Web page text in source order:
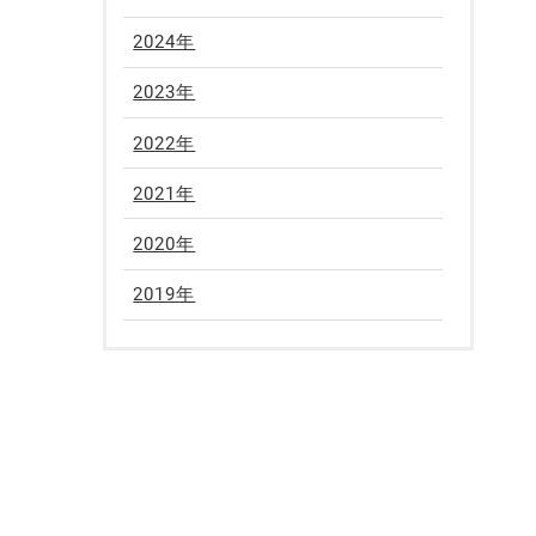
2024年
2023年
2022年
2021年
2020年
2019年